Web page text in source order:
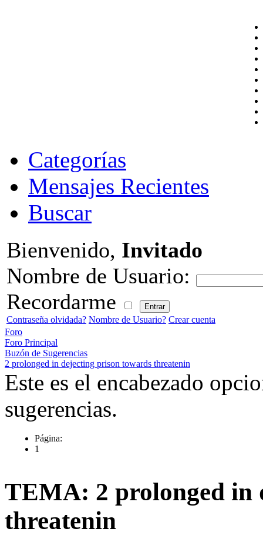
Categorías
Mensajes Recientes
Buscar
Bienvenido, Invitado
Nombre de Usuario:
Recordarme
Contraseña olvidada? Nombre de Usuario? Crear cuenta
Foro
Foro Principal
Buzón de Sugerencias
2 prolonged in dejecting prison towards threatenin
Este es el encabezado
sugerencias.
Página:
1
TEMA: 2 prolonged in
threatenin